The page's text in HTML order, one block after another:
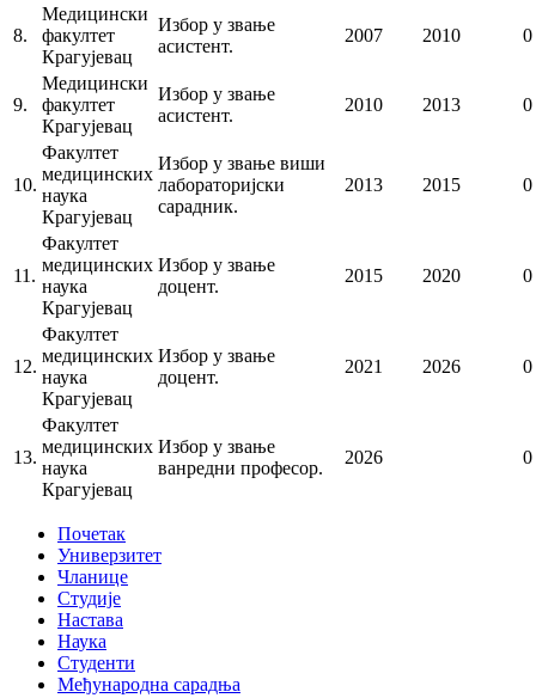
8.
Медицински
факултет
Крагујевац
Избор у звање
асистент.
2007 2010 0
9.
Медицински
факултет
Крагујевац
Избор у звање
асистент.
2010 2013 0
10.
Факултет
медицинских
наука
Крагујевац
Избор у звање виши
лабораторијски
сарадник.
2013 2015 0
11.
Факултет
медицинских
наука
Крагујевац
Избор у звање
доцент.
2015 2020 0
12.
Факултет
медицинских
наука
Крагујевац
Избор у звање
доцент.
2021 2026 0
13.
Факултет
медицинских
наука
Крагујевац
Избор у звање
ванредни професор.
2026 0
Почетак
Универзитет
Чланице
Студије
Настава
Наука
Студенти
Међународна сарадња